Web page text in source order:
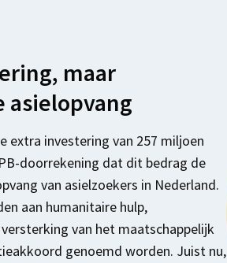
maar
asielopvang
extra investering van 257 miljoen
doorrekening dat dit bedrag de
van asielzoekers in Nederland.
aan humanitaire hulp,
van het maatschappelijk
genoemd worden. Juist nu,